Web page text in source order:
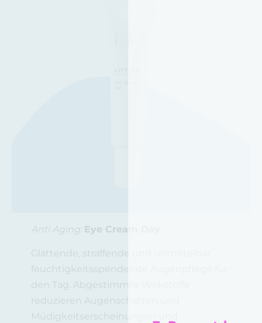
Anti Aging: Eye Cream Day
Glättende, straffende und unmittelbar
feuchtigkeitsspendende Augenpflege für
den Tag. Abgestimmte Wirkstoffe
reduzieren Augenschatten und
Müdigkeitserscheinungen und